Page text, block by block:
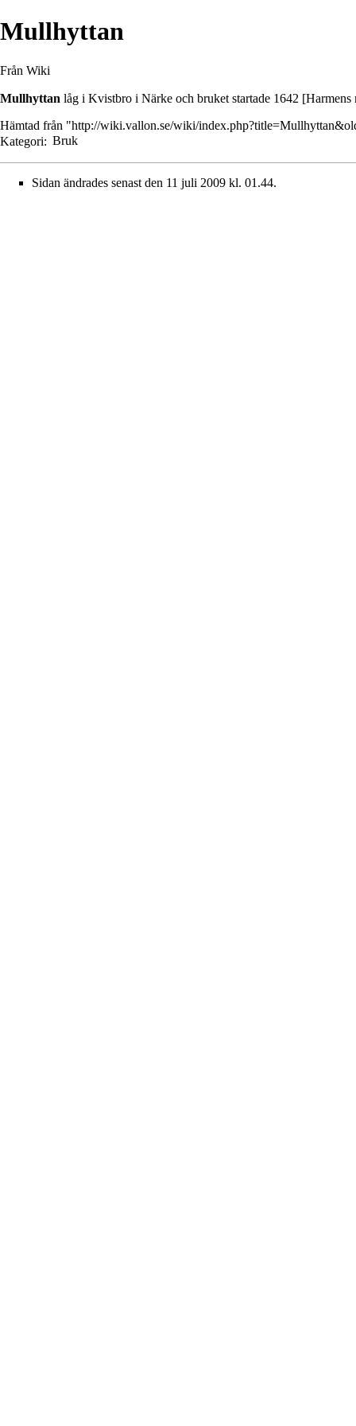
Mullhyttan
Från Wiki
Mullhyttan låg i Kvistbro i Närke och bruket startade 1642 [Harmens
Hämtad från "http://wiki.vallon.se/wiki/
Kategori: Bruk
Sidan ändrades senast den 11 juli 2009 kl. 01.44.